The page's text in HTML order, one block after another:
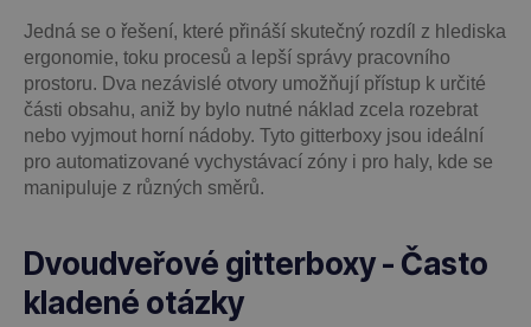
Jedná se o řešení, které přináší skutečný rozdíl z hlediska
ergonomie, toku procesů a lepší správy pracovního
prostoru. Dva nezávislé otvory umožňují přístup k určité
části obsahu, aniž by bylo nutné náklad zcela rozebrat
nebo vyjmout horní nádoby. Tyto gitterboxy jsou ideální
pro automatizované vychystávací zóny i pro haly, kde se
manipuluje z různých směrů.
Dvoudveřové gitterboxy - Často
kladené otázky